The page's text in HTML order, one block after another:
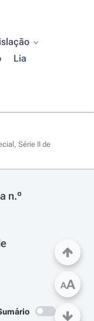
Lia
Série II de
n.º
AA